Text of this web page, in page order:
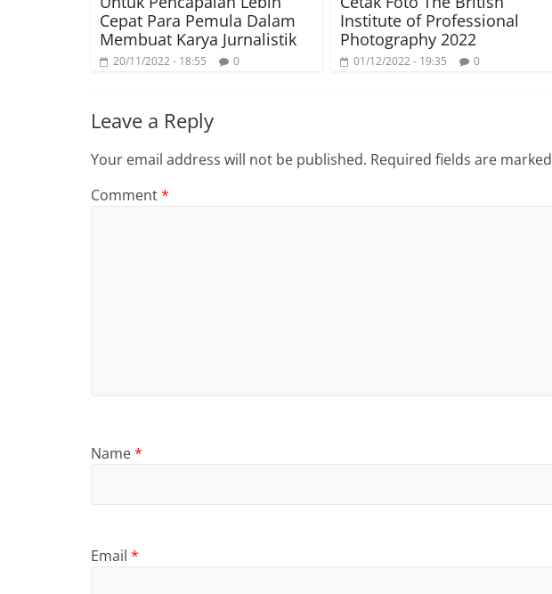
Cepat Para Pemula Dalam
Membuat Karya Jurnalistik
20/11/2022 - 18:55 0
Institute of Professional
Photography 2022
01/12/2022 - 19:35 0
Leave a Reply
Your email address will not be published. Required fields are marked
Comment*
Name*
Email *